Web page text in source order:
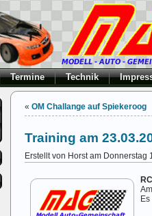
Termine Technik
« OM Challange auf Spiekeroog
Training am
Erstellt von Horst am Donnerstag